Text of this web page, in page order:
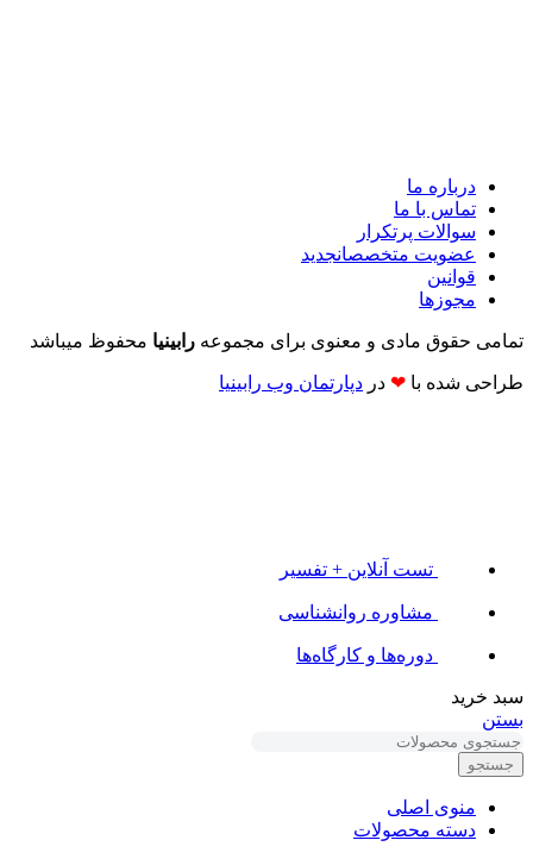
درباره ما
تماس با ما
سوالات پرتکرار
عضویت متخصصانجدید
قوانین
مجوزها
تمامی حقوق مادی و معنوی برای مجموعه رابینیا محفوظ میباشد
طراحی شده با ❤ در دپارتمان وب رابینیا​​
تست آنلاین + تفسیر
مشاوره روانشناسی
دوره‌ها و کارگاه‌ها
سبد خرید
بستن
جستجو
منوی اصلی
دسته محصولات